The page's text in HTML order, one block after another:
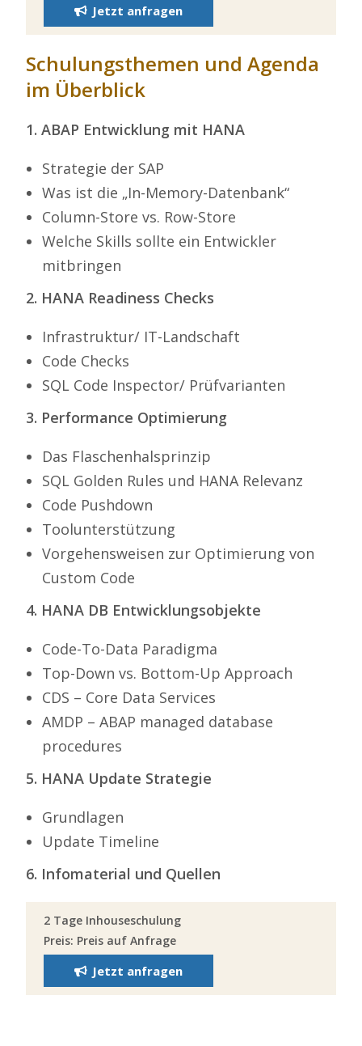
Jetzt anfragen
Schulungsthemen und Agenda
im Überblick
1. ABAP Entwicklung mit HANA
Strategie der SAP
Was ist die „In-Memory-Datenbank“
Column-Store vs. Row-Store
Welche Skills sollte ein Entwickler
mitbringen
2. HANA Readiness Checks
Infrastruktur/ IT-Landschaft
Code Checks
SQL Code Inspector/ Prüfvarianten
3. Performance Optimierung
Das Flaschenhalsprinzip
SQL Golden Rules und HANA Relevanz
Code Pushdown
Toolunterstützung
Vorgehensweisen zur Optimierung von
Custom Code
4. HANA DB Entwicklungsobjekte
Code-To-Data Paradigma
Top-Down vs. Bottom-Up Approach
CDS – Core Data Services
AMDP – ABAP managed database
procedures
5. HANA Update Strategie
Grundlagen
Update Timeline
6. Infomaterial und Quellen
2 Tage Inhouseschulung
Preis: Preis auf Anfrage
Jetzt anfragen